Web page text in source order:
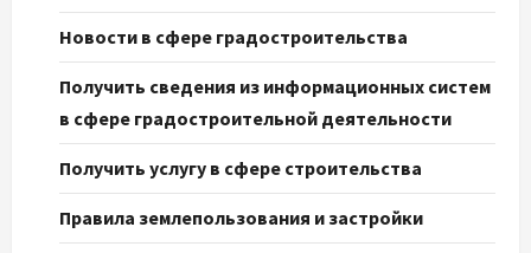
Новости в сфере градостроительства
Получить сведения из информационных систем
в сфере градостроительной деятельности
Получить услугу в сфере строительства
Правила землепользования и застройки